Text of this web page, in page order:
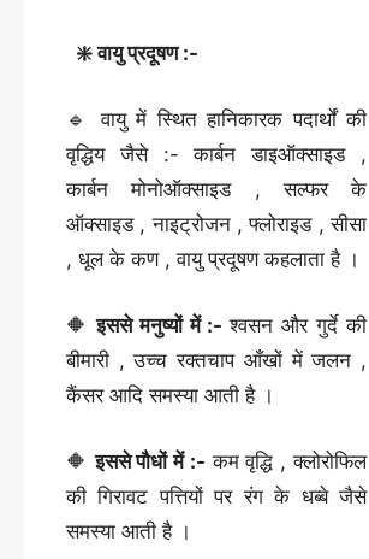
❇️ वायु प्रदूषण :-
🔹 वायु में स्थित हानिकारक पदार्थों की
वृद्धिय जैसे :- कार्बन डाइऑक्साइड ,
कार्बन मोनोऑक्साइड , सल्फर के
ऑक्साइड , नाइट्रोजन , फ्लोराइड , सीसा
, धूल के कण , वायु प्रदूषण कहलाता है ।
🔶 इससे मनुष्यों में :-श्वसन और गुर्दे की
बीमारी , उच्च रक्तचाप आँखों में जलन ,
कैंसर आदि समस्या आती है ।
🔶इससे पौधों में :- कम वृद्धि , क्लोरोफिल
की गिरावट पत्तियों पर रंग के धब्बे जैसे
समस्या आती है ।